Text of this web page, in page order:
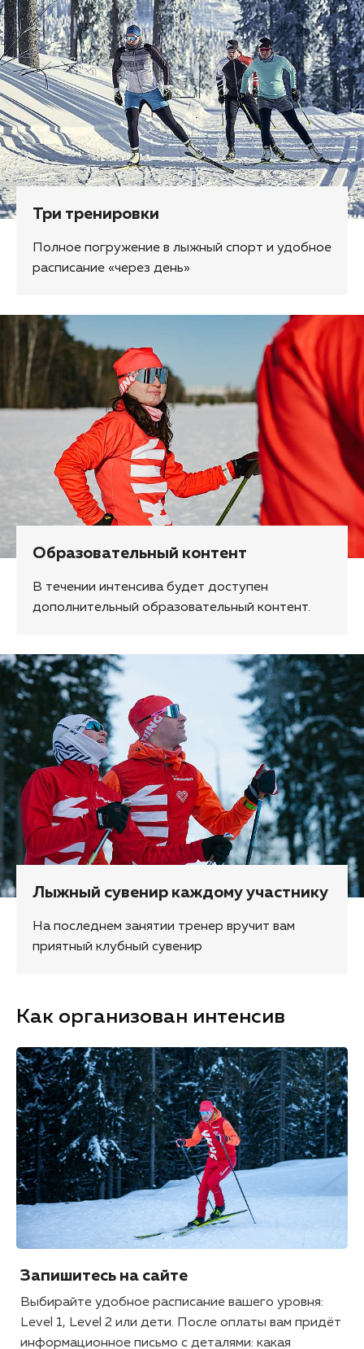
Три тренировки
Полное погружение в лыжный спорт и удобное
расписание «через день»
Образовательный контент
В течении интенсива будет доступен
дополнительный образовательный контент.
Лыжный сувенир каждому участнику
На последнем занятии тренер вручит вам
приятный клубный сувенир
Как организован интенсив
Запишитесь на сайте
Выбирайте удобное расписание вашего уровня:
Level 1, Level 2 или дети. После оплаты вам придёт
информационное письмо с деталями: какая